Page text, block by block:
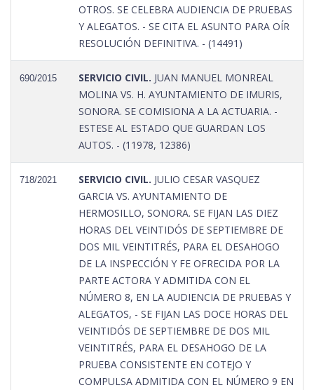
OTROS. SE CELEBRA AUDIENCIA DE PRUEBAS
Y ALEGATOS. - SE CITA EL ASUNTO PARA OÍR
RESOLUCIÓN DEFINITIVA. - (14491)
690/2015 SERVICIO CIVIL. JUAN MANUEL MONREAL
MOLINA VS. H. AYUNTAMIENTO DE IMURIS,
SONORA. SE COMISIONA A LA ACTUARIA. -
ESTESE AL ESTADO QUE GUARDAN LOS
AUTOS. - (11978, 12386)
718/2021 SERVICIO CIVIL. JULIO CESAR VASQUEZ
GARCIA VS. AYUNTAMIENTO DE
HERMOSILLO, SONORA. SE FIJAN LAS DIEZ
HORAS DEL VEINTIDÓS DE SEPTIEMBRE DE
DOS MIL VEINTITRÉS, PARA EL DESAHOGO
DE LA INSPECCIÓN Y FE OFRECIDA POR LA
PARTE ACTORA Y ADMITIDA CON EL
NÚMERO 8, EN LA AUDIENCIA DE PRUEBAS Y
ALEGATOS, - SE FIJAN LAS DOCE HORAS DEL
VEINTIDÓS DE SEPTIEMBRE DE DOS MIL
VEINTITRÉS, PARA EL DESAHOGO DE LA
PRUEBA CONSISTENTE EN COTEJO Y
COMPULSA ADMITIDA CON EL NÚMERO 9 EN